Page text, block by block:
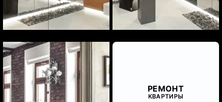
РЕМОНТ
КВАРТИРЫ